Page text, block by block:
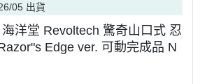
05 出貨
洋堂 Revoltech 驚奇山口式 忍
Edge ver. 可動完成品 N